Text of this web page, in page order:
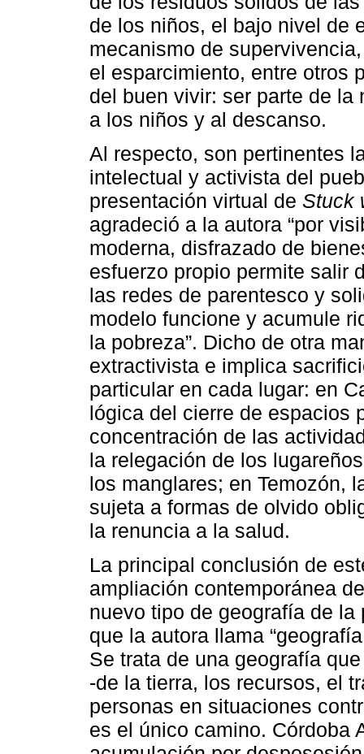
de los niños, el bajo nivel de
mecanismo de
el esparcimiento, entre otros
del buen vivir: ser parte de la
a los niños y al descanso.
Al respecto, son pertinentes
intelectual y activista del
presentación virtual de Stuck
agradeció a la autora “por
moderna, disfrazado de
esfuerzo propio permite salir
las redes de parentesco y
modelo funcione y acumule
la pobreza”. Dicho de otra
extractivista e implica
particular en cada lugar: en
lógica del cierre de espacios
concentración de las
la relegación de los
los manglares; en Temozón,
sujeta a formas de olvido
la renuncia a la salud.
La principal conclusión de
ampliación contemporánea
nuevo tipo de geografía de
que la autora llama
Se trata de una geografía
-de la tierra, los recursos, el
personas en situaciones
es el único camino. Córdoba